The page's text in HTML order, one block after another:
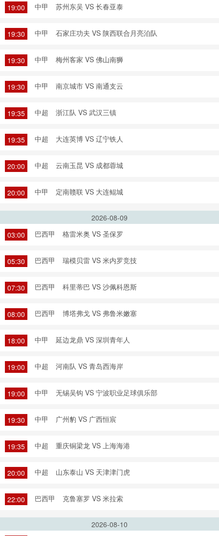
19:00 中甲 苏州东吴 VS 长春亚泰
19:30 中甲 石家庄功夫 VS 陕西联合月亮泊队
19:30 中甲 梅州客家 VS 佛山南狮
19:30 中甲 南京城市 VS 南通支云
19:35 中超 浙江队 VS 武汉三镇
19:35 中超 大连英博 VS 辽宁铁人
20:00 中超 云南玉昆 VS 成都蓉城
20:00 中甲 定南赣联 VS 大连鲲城
2026-08-09
03:00
巴西甲 格雷米奥 VS 圣保罗
05:30 巴西甲 瑞模贝雷 VS 米内罗竞技
07:30 巴西甲 科里蒂巴 VS 沙佩科恩斯
08:00 巴西甲 博塔弗戈 VS 弗鲁米嫩塞
18:00 中甲 延边龙鼎 VS 深圳青年人
19:00 中超 河南队 VS 青岛西海岸
19:00 中甲 无锡吴钩 VS 宁波职业足球俱乐部
19:30 中甲 广州豹 VS 广西恒宸
19:35 中超 重庆铜梁龙 VS 上海海港
20:00 中超 山东泰山 VS 天津津门虎
22:00 巴西甲 克鲁塞罗 VS 米拉索
2026-08-10